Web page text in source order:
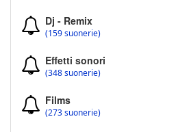
Dj - Remix
(159 suonerie)
Effetti sonori
(348 suonerie)
Films
(273 suonerie)